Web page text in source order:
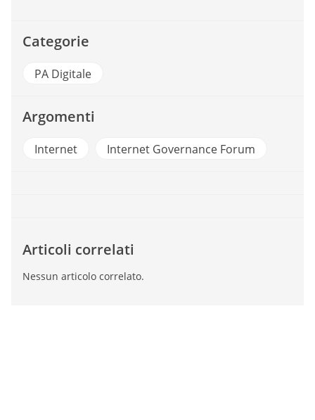
Categorie
PA Digitale
Argomenti
Internet Internet Governance Forum
Articoli correlati
Nessun articolo correlato.